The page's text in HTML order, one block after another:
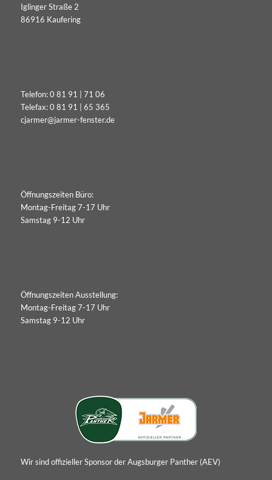
Iglinger Straße 2
86916 Kaufering
Telefon:0 81 91 | 71 06
Telefax: 0 81 91 | 65 365
cjarmer@jarmer-fenster.de
Öffnungszeiten Büro:
Montag-Freitag 7-17 Uhr
Samstag 9-12 Uhr
Öffnungszeiten Ausstellung:
Montag-Freitag 7-17 Uhr
Samstag 9-12 Uhr
Wir sind offizieller Sponsor der Augsburger Panther (AEV)